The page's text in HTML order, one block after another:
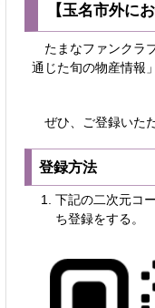
【玉名市外に
たまなファンクラ
通じた旬の物産情報
ぜひ、ご登録いた
登録方法
下記の二次元コ
ち登録をする。